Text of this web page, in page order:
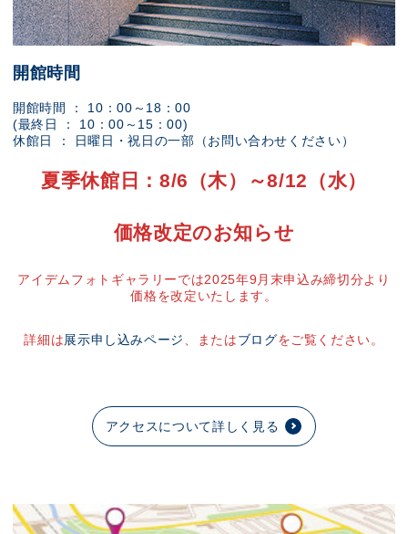
開館時間
開館時間 ： 10：00～18：00
(最終日 ： 10：00～15：00)
休館日 ： 日曜日・祝日の一部（お問い合わせください）
夏季休館日：8/6（木）～8/12（水）
価格改定のお知らせ
アイデムフォトギャラリーでは2025年9月末申込み締切分より
価格を改定いたします。
詳細は展示申し込みページ 、またはブログをご覧ください。
アクセスについて詳しく見る